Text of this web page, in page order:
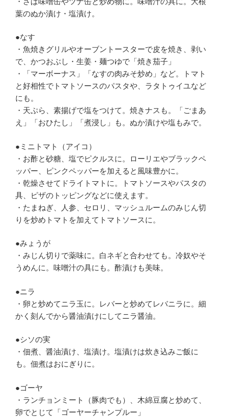
葉のぬか漬け・塩漬け。
●なす
・魚焼きグリルやオーブントースターで皮を焼き、剥い
で、かつおぶし・生姜・麺つゆで「焼き茄子」
・「マーボーナス」「なすの肉みそ炒め」など。トマト
と好相性でトマトソースのパスタや、ラタトゥイユなど
にも。
・天ぷら、素揚げで塩をつけて。焼きナスも。「ごまあ
え」「おひたし」「煮浸し」も。ぬか漬けや塩もみで。
●ミニトマト（アイコ）
・お酢と砂糖、塩でピクルスに。ローリエやブラックペ
ッパー、ピンクペッパーを加えると風味豊かに。
・乾燥させてドライトマトに。トマトソースやパスタの
具、ピザのトッピングなどに使えます。
・たまねぎ、人参、セロリ、マッシュルームのみじん切
りを炒めトマトを加えてトマトソースに。
●みょうが
・みじん切りで薬味に。白ネギと合わせても。冷奴やそ
うめんに。味噌汁の具にも。酢漬けも美味。
●ニラ
・卵と炒めてニラ玉に。レバーと炒めてレバニラに。細
かく刻んでから醤油漬けにしてニラ醤油。
●シソの実
・佃煮、醤油漬け、塩漬け。塩漬けは炊き込みご飯に
も。佃煮はおにぎりに。
●ゴーヤ
・ランチョンミート（豚肉でも）、木綿豆腐と炒めて、
卵でとじて「ゴーヤーチャンプルー」